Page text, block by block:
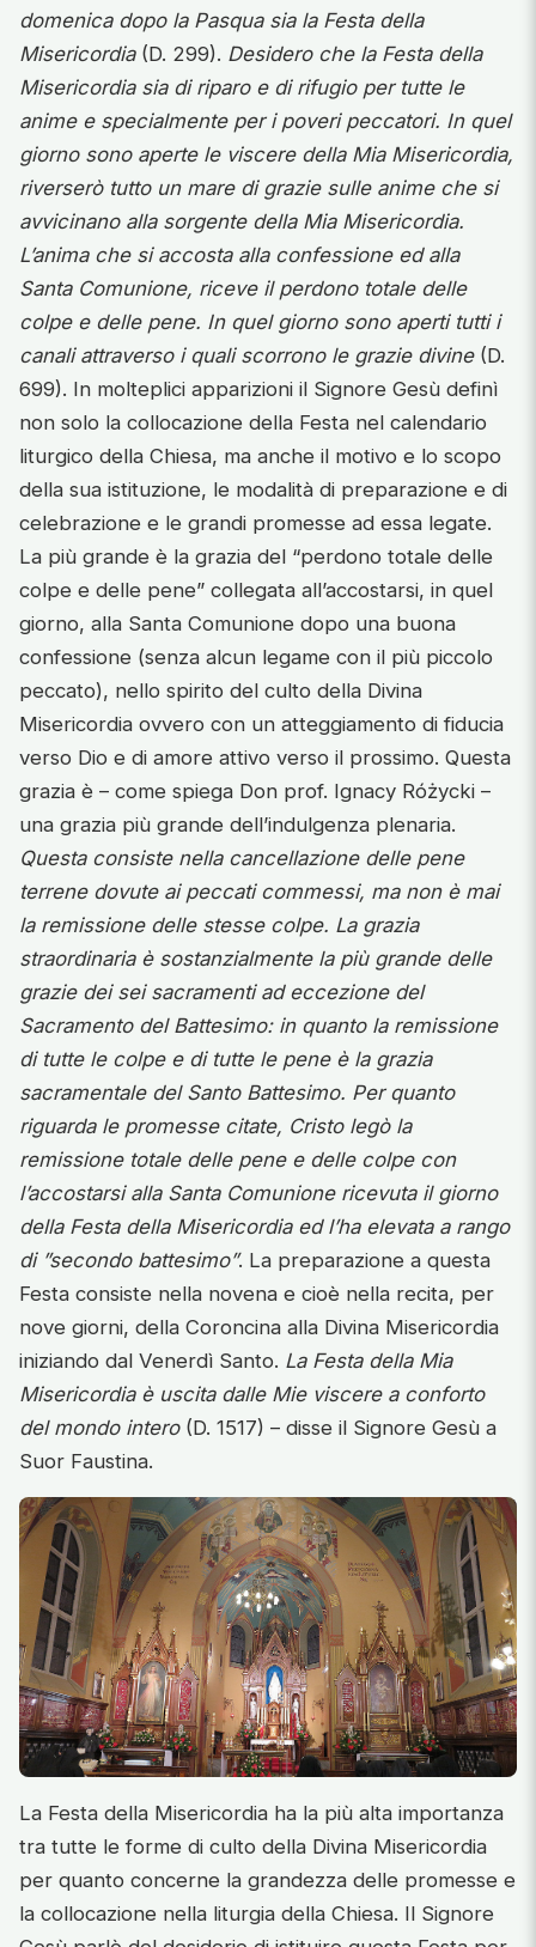
domenica dopo la Pasqua sia la Festa della
Misericordia(D. 299). Desidero che la Festa della
Misericordia sia di riparo e di rifugio per tutte le
anime e specialmente per i poveri peccatori. In quel
giorno sono aperte le viscere della Mia Misericordia,
riverserò tutto un mare di grazie sulle anime che si
avvicinano alla sorgente della Mia Misericordia.
L’anima che si accosta alla confessione ed alla
Santa Comunione, riceve il perdono totale delle
colpe e delle pene. In quel giorno sono aperti tutti i
canali attraverso i quali scorrono le grazie divine(D.
699). In molteplici apparizioni il Signore Gesù definì
non solo la collocazione della Festa nel calendario
liturgico della Chiesa, ma anche il motivo e lo scopo
della sua istituzione, le modalità di preparazione e di
celebrazione e le grandi promesse ad essa legate.
La più grande è la grazia del “perdono totale delle
colpe e delle pene” collegata all’accostarsi, in quel
giorno, alla Santa Comunione dopo una buona
confessione (senza alcun legame con il più piccolo
peccato), nello spirito del culto della Divina
Misericordia ovvero con un atteggiamento di fiducia
verso Dio e di amore attivo verso il prossimo. Questa
grazia è – come spiega Don prof. Ignacy Różycki –
una grazia più grande dell’indulgenza plenaria.
Questa consiste nella cancellazione delle pene
terrene dovute ai peccati commessi, ma non è mai
la remissione delle stesse colpe. La grazia
straordinaria è sostanzialmente la più grande delle
grazie dei sei sacramenti ad eccezione del
Sacramento del Battesimo: in quanto la remissione
di tutte le colpe e di tutte le pene è la grazia
sacramentale del Santo Battesimo. Per quanto
riguarda le promesse citate, Cristo legò la
remissione totale delle pene e delle colpe con
l’accostarsi alla Santa Comunione ricevuta il giorno
della Festa della Misericordia ed l’ha elevata a rango
di ”secondo battesimo”. La preparazione a questa
Festa consiste nella novena e cioè nella recita, per
nove giorni, della Coroncina alla Divina Misericordia
iniziando dal Venerdì Santo. La Festa della Mia
Misericordia è uscita dalle Mie viscere a conforto
del mondo intero(D. 1517) – disse il Signore Gesù a
Suor Faustina.
La Festa della Misericordia ha la più alta importanza
tra tutte le forme di culto della Divina Misericordia
per quanto concerne la grandezza delle promesse e
la collocazione nella liturgia della Chiesa. Il Signore